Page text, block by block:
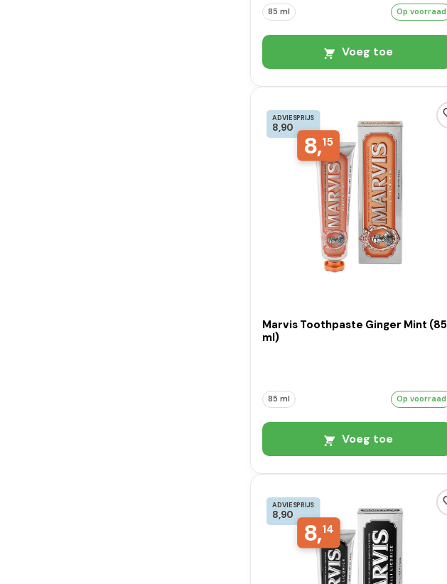
85 ml Op voorraad
Voeg toe
ADVIESPRIJS
8,90
8,15
Marvis Toothpaste Ginger Mint (85
ml)
85 ml Op voorraad
Voeg toe
ADVIESPRIJS
8,90
8,14